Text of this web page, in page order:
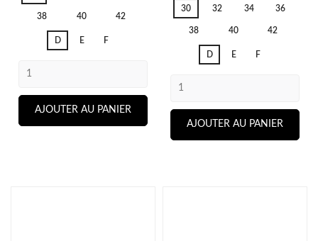
Rose
38 40 42
D E F
AJOUTER AU PANIER
Rose
30 32 34 36
38 40 42
D E F
AJOUTER AU PANIER